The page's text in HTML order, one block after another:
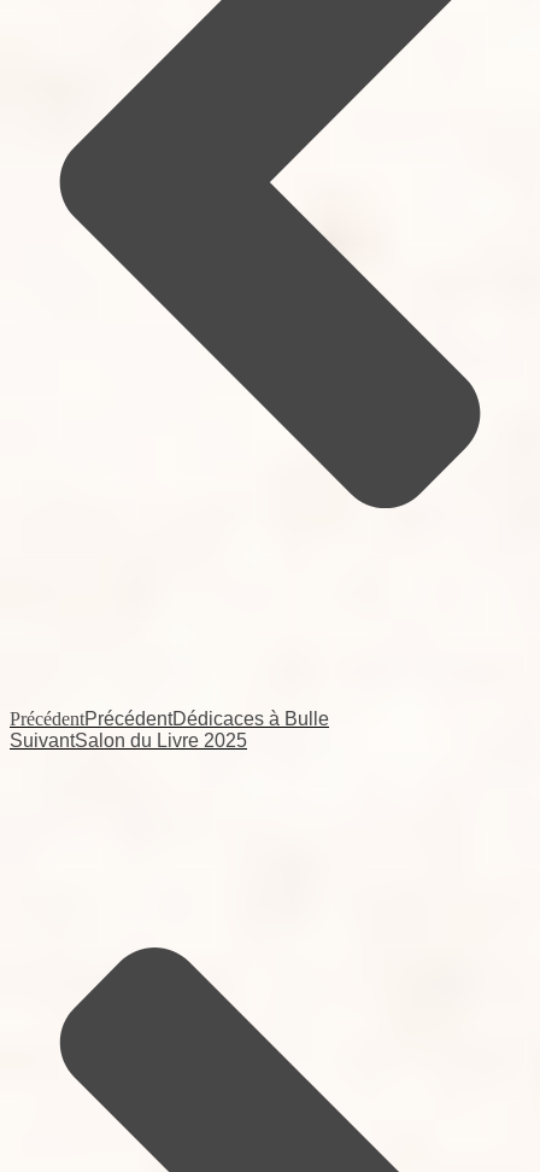
PrécédentPrécédentDédicaces à Bulle
SuivantSalon du Livre 2025